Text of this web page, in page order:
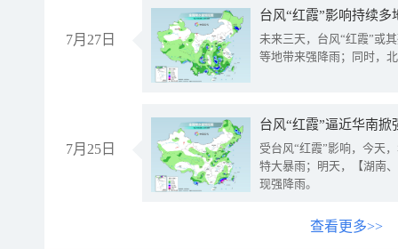
7月27日
台风“红霞”影响持续
未来三天，台风“红霞”或
等地带来强降雨；同时，
7月25日
台风“红霞”逼近华南
受台风“红霞”影响，今天
特大暴雨；明天，【湖南
现强降雨。
查看更多>>